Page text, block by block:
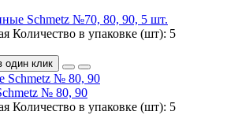
Schmetz №70, 80, 90, 5 шт.
Количество в упаковке (шт): 5
один клик
№ 80, 90
Количество в упаковке (шт): 5